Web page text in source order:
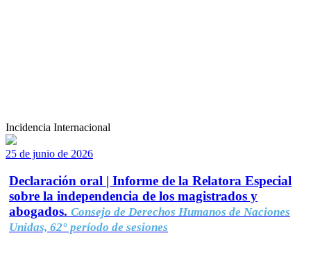
Incidencia Internacional
25 de junio de 2026
Declaración oral | Informe de la Relatora Especial
sobre la independencia de los magistrados y
abogados. Consejo de Derechos Humanos de Naciones
Unidas, 62° período de sesiones